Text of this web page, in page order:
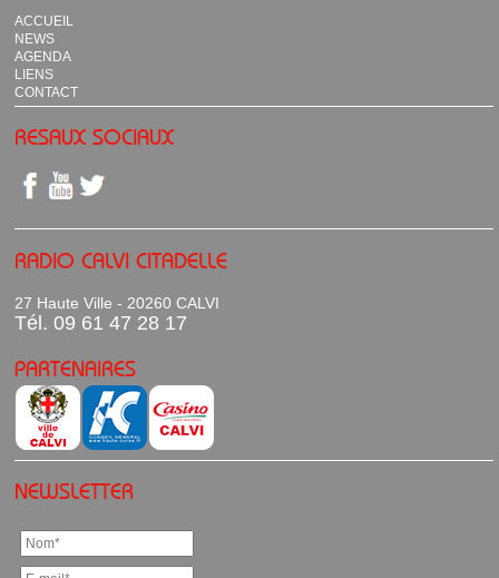
ACCUEIL
NEWS
AGENDA
LIENS
CONTACT
RESAUX SOCIAUX
RADIO CALVI CITADELLE
27 Haute Ville - 20260 CALVI
Tél. 09 61 47 28 17
PARTENAIRES
NEWSLETTER